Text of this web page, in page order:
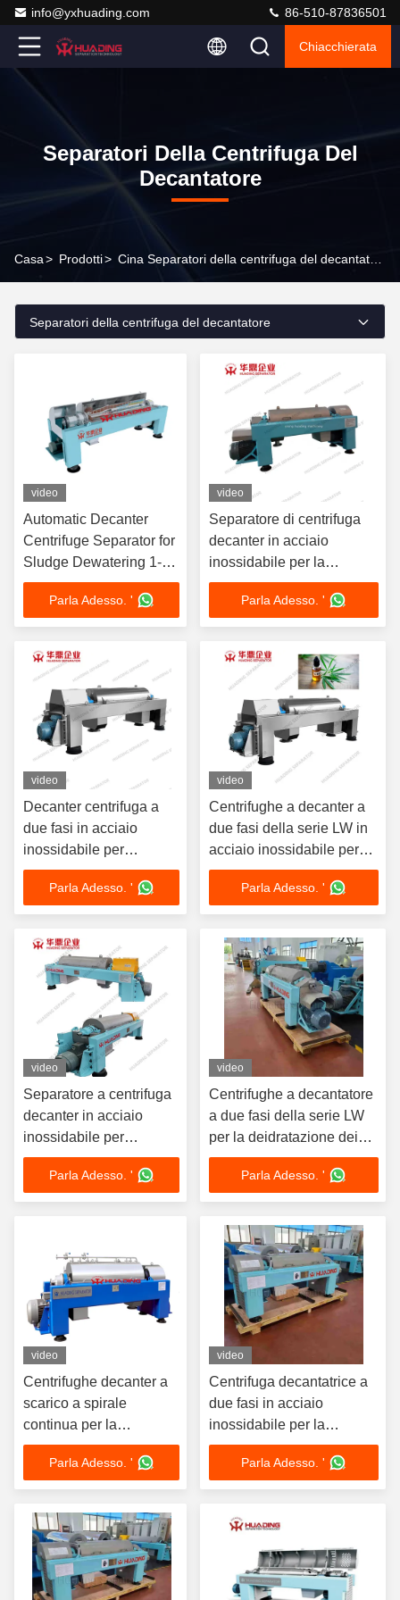
info@yxhuading.com 86-510-87836501
Chiacchierata
Separatori Della Centrifuga Del
Decantatore
Casa> Prodotti>
Separatori della centrifuga del decantatore
video
Automatic Decanter
Centrifuge Separator for
Sludge Dewatering 1-
100 m³/h
Parla Adesso. '
video
Separatore di centrifuga
decanter in acciaio
inossidabile per la
deidratazione di fanghi
industrialiParla Adesso. '
video
Decanter centrifuga a
due fasi in acciaio
inossidabile per
estrazione vegetale con
controllo PLC
Parla Adesso. '
video
Centrifughe a decanter a
due fasi della serie LW in
acciaio inossidabile per
l'estrazione di piante
Parla Adesso. '
video
Separatore a centrifuga
decanter in acciaio
inossidabile per
estrazione vegetale
Parla Adesso. '
video
Centrifughe a decantatore
a due fasi della serie LW
per la deidratazione dei
fanghi industriali
Parla Adesso. '
video
Centrifughe decanter a
scarico a spirale
continua per la
deidratazione
automatica dei fanghi
Parla Adesso. '
video
Centrifuga decantatrice a
due fasi in acciaio
inossidabile per la
disidratazione dei fanghi
Parla Adesso. '